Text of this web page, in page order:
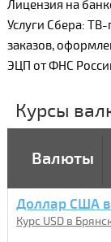
Лицензия на
Услуги Сбера:
заказов,
ЭЦП от ФНС
Курсы
Валюты
Доллар США
Курс USD в